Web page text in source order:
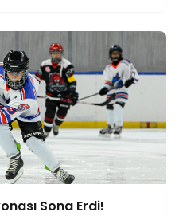
Sona Erdi!